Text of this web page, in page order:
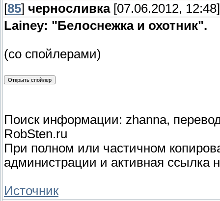
[85] черносливка[07.06.2012, 12:48]
Lainey: "Белоснежка и охотник".
(со спойлерами)
Поиск информации: zhanna,
RobSten.ru
При полном или частичном
администрации и активная ссылка
Источник